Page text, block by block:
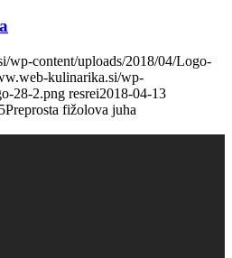
wp-content/uploads/2018/04/Logo-
kulinarika.si/wp-
28-2.png resrei2018-04-13
Preprosta fižolova juha